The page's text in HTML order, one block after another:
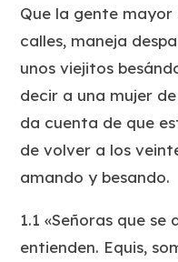
Que la gente
calles, maneja
unos viejitos
decir a una mujer
da cuenta de que
de volver a los
amando y besando.
1.1 «Señoras que se
entienden. Equis,